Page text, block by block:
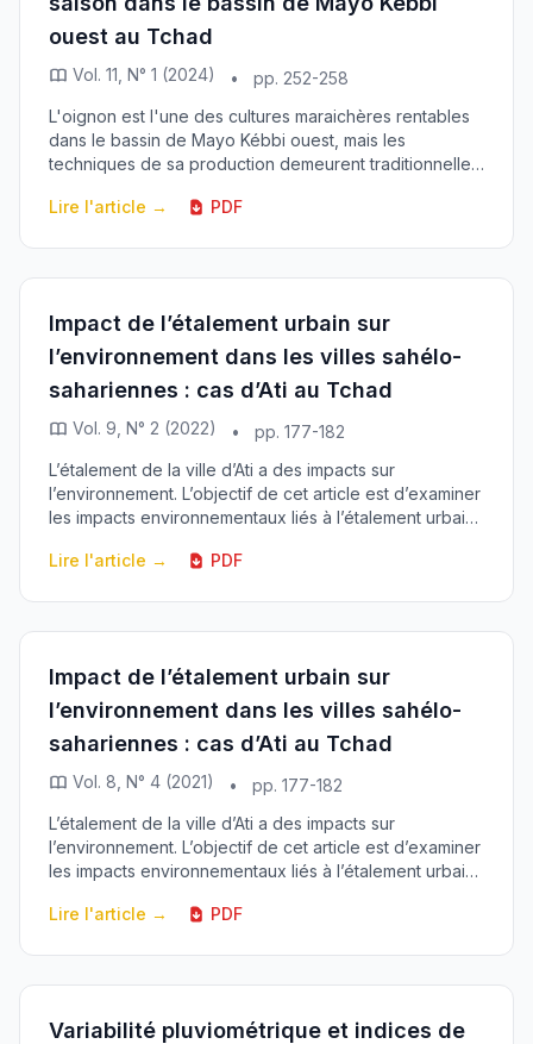
ouest au Tchad
Vol. 11, N° 1 (2024) •
pp. 252-258
L'oignon est l'une des cultures maraichères rentables
dans le bassin de Mayo Kébbi ouest, mais les
techniques de sa production demeurent traditionnelles.
Lire l'article →
PDF
Impact de l’étalement urbain sur
l’environnement dans les villes sahélo-
sahariennes : cas d’Ati au Tchad
Vol. 9, N° 2 (2022) •
pp. 177-182
L’étalement de la ville d’Ati a des impacts sur
l’environnement. L’objectif de cet article est d’examiner
les impacts environnementaux liés à l’étalement urbain
Lire l'article →
PDF
Impact de l’étalement urbain sur
l’environnement dans les villes sahélo-
sahariennes : cas d’Ati au Tchad
Vol. 8, N° 4 (2021) •
pp. 177-182
L’étalement de la ville d’Ati a des impacts sur
l’environnement. L’objectif de cet article est d’examiner
les impacts environnementaux liés à l’étalement urbain
Lire l'article →
PDF
Variabilité pluviométrique et indices de